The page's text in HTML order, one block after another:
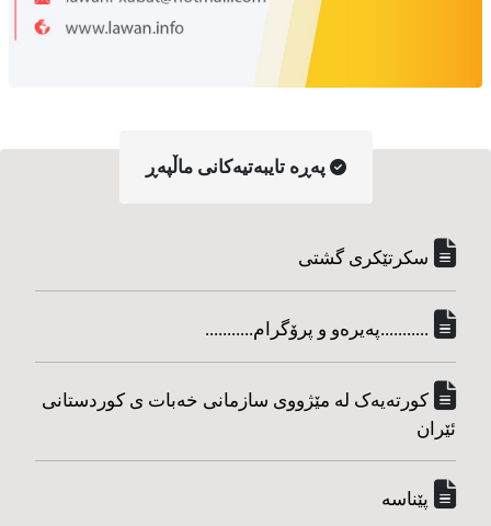
په‌ڕه‌ تایبه‌تیه‌کانی ماڵپه‌ڕ
سکرتێکری گشتی
...........په‌یره‌و و پرۆگرام...........
کورته‌یه‌ک له مێژووی سازمانی خه‌بات ی کوردستانی
ئێران
پێناسه‌